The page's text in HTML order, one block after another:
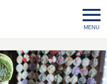
ログイン